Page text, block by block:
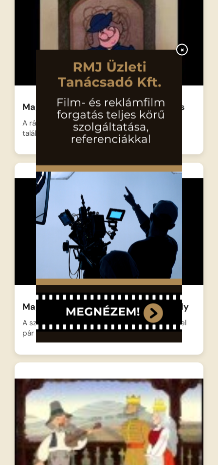
×
Magyar népmesék: A rátóti csikótojás
A rátóti bíró a vásárban egy hatalmas úritököt
talál, amit…
Magyar népmesék: Az égig érő paszuly
A szegény legény egyetlen tehenüket cseréli el
pár szem varázslatos…